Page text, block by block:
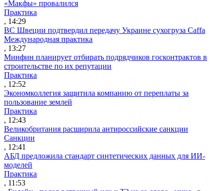
«Макфы» провалился
Практика
, 14:29
ВС Швеции подтвердил передачу Украине сухогруза Caffa
Международная практика
, 13:27
Минфин планирует отбирать подрядчиков госконтрактов в
строительстве по их репутации
Практика
, 12:52
Экономколлегия защитила компанию от переплаты за
пользование землей
Практика
, 12:43
Великобритания расширила антироссийские санкции
Санкции
, 12:41
АБД предложила стандарт синтетических данных для ИИ-
моделей
Практика
, 11:53